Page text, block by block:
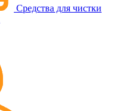
Средства для чистки